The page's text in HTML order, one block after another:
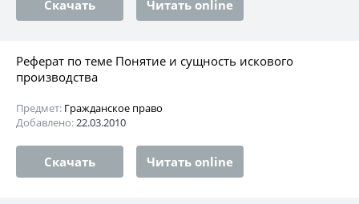
Скачать Читать online
Реферат по теме Понятие и сущность искового
производства
Предмет: Гражданское право
Добавлено:22.03.2010
Скачать Читать online